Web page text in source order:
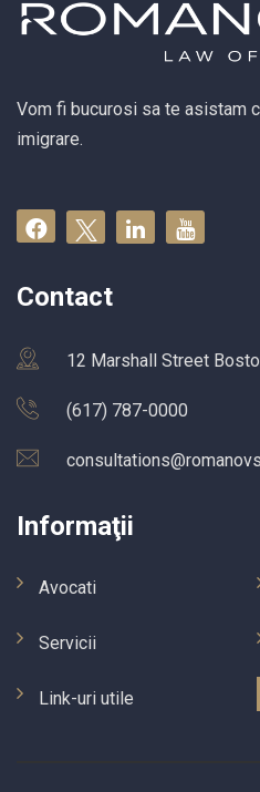
Vom fi bucurosi sa te asistam
imigrare.
Contact
12 Marshall Street
(617) 787-0000
Informaţii
Avocati
Servicii
Link-uri utile